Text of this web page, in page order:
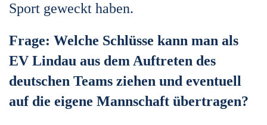
Sport geweckt haben.
Frage: Welche Schlüsse kann man als
EV Lindau aus dem Auftreten des
deutschen Teams ziehen und eventuell
auf die eigene Mannschaft übertragen?